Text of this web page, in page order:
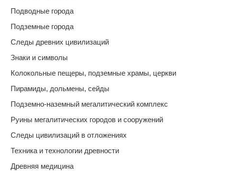
Подводные города
Подземные города
Следы древних цивилизаций
Знаки и символы
Колокольные пещеры, подземные храмы, церкви
Пирамиды, дольмены, сейды
Подземно-наземный мегалитический комплекс
Руины мегалитических городов и сооружений
Следы цивилизаций в отложениях
Техника и технологии древности
Древняя медицина